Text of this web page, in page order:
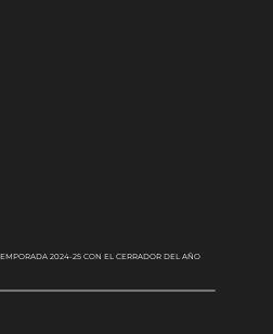
2024-25 CON EL CERRADOR DEL AÑO